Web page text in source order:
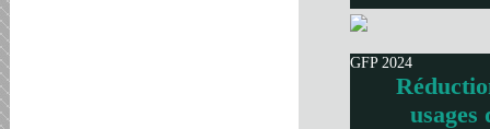
GFP 2024
usages